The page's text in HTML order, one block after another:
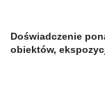
Doświadczenie
obiektów,